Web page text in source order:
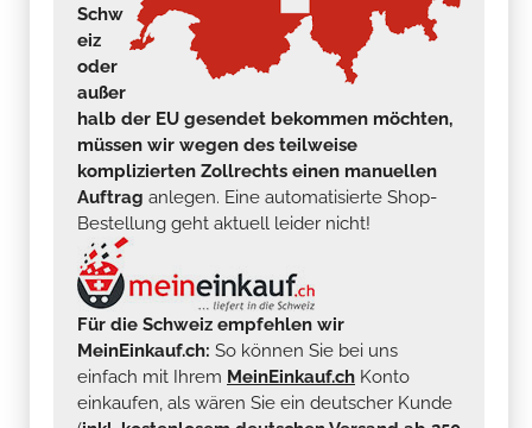
Schw
eiz
oder
außer
halb der EU gesendet bekommen möchten,
müssen wir wegen des teilweise
komplizierten Zollrechts einen manuellen
Auftrag anlegen. Eine automatisierte Shop-
Bestellung geht aktuell leider nicht!
Für die Schweiz empfehlen wir
MeinEinkauf.ch: So können Sie bei uns
einfach mit Ihrem MeinEinkauf.ch Konto
einkaufen, als wären Sie ein deutscher Kunde